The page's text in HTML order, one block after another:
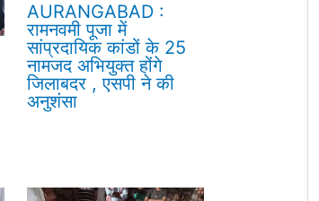
AURANGABAD :
रामनवमी पूजा में
सांप्रदायिक कांडों के 25
नामजद अभियुक्त होंगे
जिलाबदर , एसपी ने की
अनुशंसा